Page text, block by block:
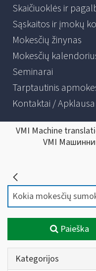
Skaičiuoklės ir
Sąskaitos ir įmokų
Mokesčių žinynas
Mokesčių
Seminarai
Tarptautinis
Kontaktai / Apklausa
VMI Machine
VMI
Paieška
Kategorijos